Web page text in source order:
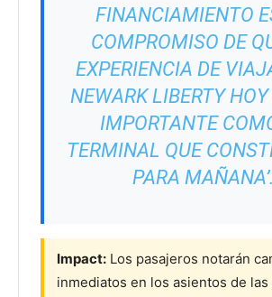
FINANCIAMIENTO
COMPROMISO DE
EXPERIENCIA DE
NEWARK LIBERTY
IMPORTANTE
TERMINAL QUE
PARA MAÑANA’.
Impact: Los pasajeros notarán
inmediatos en los asientos de las